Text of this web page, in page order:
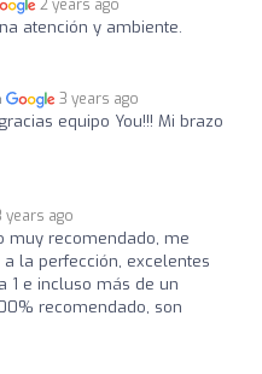
2 years ago
atención y ambiente.
3 years ago
equipo You!!! Mi brazo
years ago
muy recomendado, me
la perfección, excelentes
1 e incluso más de un
recomendado, son